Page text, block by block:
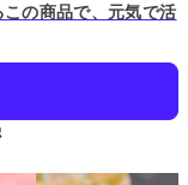
の商品で、元気で活